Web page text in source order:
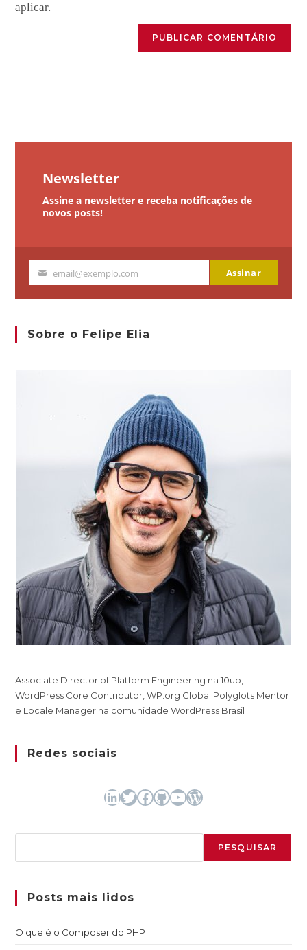
aplicar.
Newsletter
Assine a newsletter e receba notificações de
novos posts!
Seu
email@exemplo.com Assinar
Sobre o Felipe Elia
Associate Director of Platform Engineering na 10up,
WordPress Core Contributor, WP.org Global Polyglots Mentor
e Locale Manager na comunidade WordPress Brasil
Redes sociais
LinkedIn
TwitterFacebook
GitHubYoutubeWordPress
PESQUISAR
Posts mais lidos
O que é o Composer do PHP